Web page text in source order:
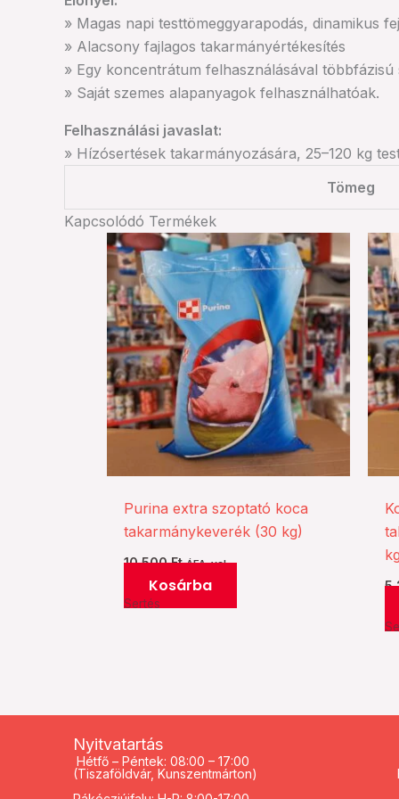
» Magas napi testtömeggyarapodás, dinamikus
» Alacsony fajlagos takarmányértékesítés
» Egy koncentrátum felhasználásával
» Saját szemes alapanyagok felhasználhatóak.
Felhasználási javaslat:
» Hízósertések takarmányozására, 25–120 kg
Tömeg
Kapcsolódó Termékek
Purina extra szoptató koca
takarmánykeverék (30 kg)
10.500Ft ÁFA-val
Kosárba
Sertés
Nyitvatartás
Hétfő – Péntek: 08:00 – 17:00
(Tiszaföldvár, Kunszentmárton)